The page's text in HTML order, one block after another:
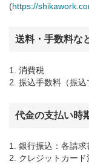
(https://
送料・手数料な
1. 消費税
2. 振込手数料（振込
代金の支払い時
1. 銀行振込：各請求
2. クレジットカード